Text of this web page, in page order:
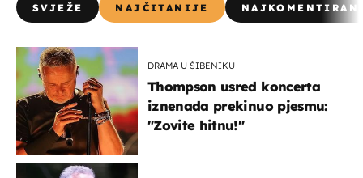
SVJEŽE NAJČITANIJE
DRAMA U ŠIBENIKU
Thompson usred koncerta
iznenada prekinuo pjesmu:
"Zovite hitnu!"